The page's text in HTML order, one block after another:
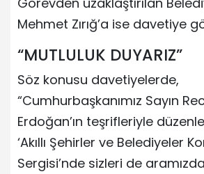
Mehmet Zırığ’a ise davetiye
“MUTLULUK DUYARIZ”
Söz konusu davetiyelerde,
“Cumhurbaşkanımız Sayın
Erdoğan’ın teşrifleriyle
‘Akıllı Şehirler ve Belediyeler
Sergisi’nde sizleri de